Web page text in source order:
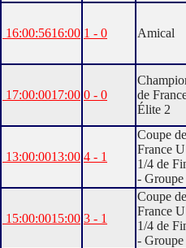
16:00:5616:00 1 - 0 Amical
17:00:0017:00 0 - 0
de
Élite 2
13:00:0013:00 4 - 1
Coupe de
France
1/4 de
-
15:00:0015:00 3 - 1
Coupe de
France
1/4 de
-